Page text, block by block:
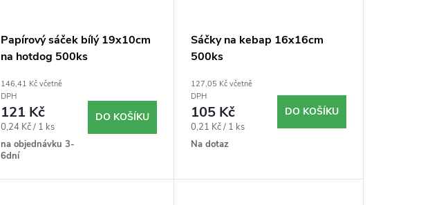
Papírový sáček bílý 19x10cm
na hotdog 500ks
146,41 Kč včetně
DPH
121 Kč
Měrná
cena:
0,24 Kč / 1 ks
na objednávku 3-
6dní
DO KOŠÍKU
Sáčky na kebap 16x16cm
500ks
127,05 Kč včetně
DPH
105 Kč
Měrná
cena:
0,21 Kč / 1 ks
Na dotaz
DO KOŠÍKU